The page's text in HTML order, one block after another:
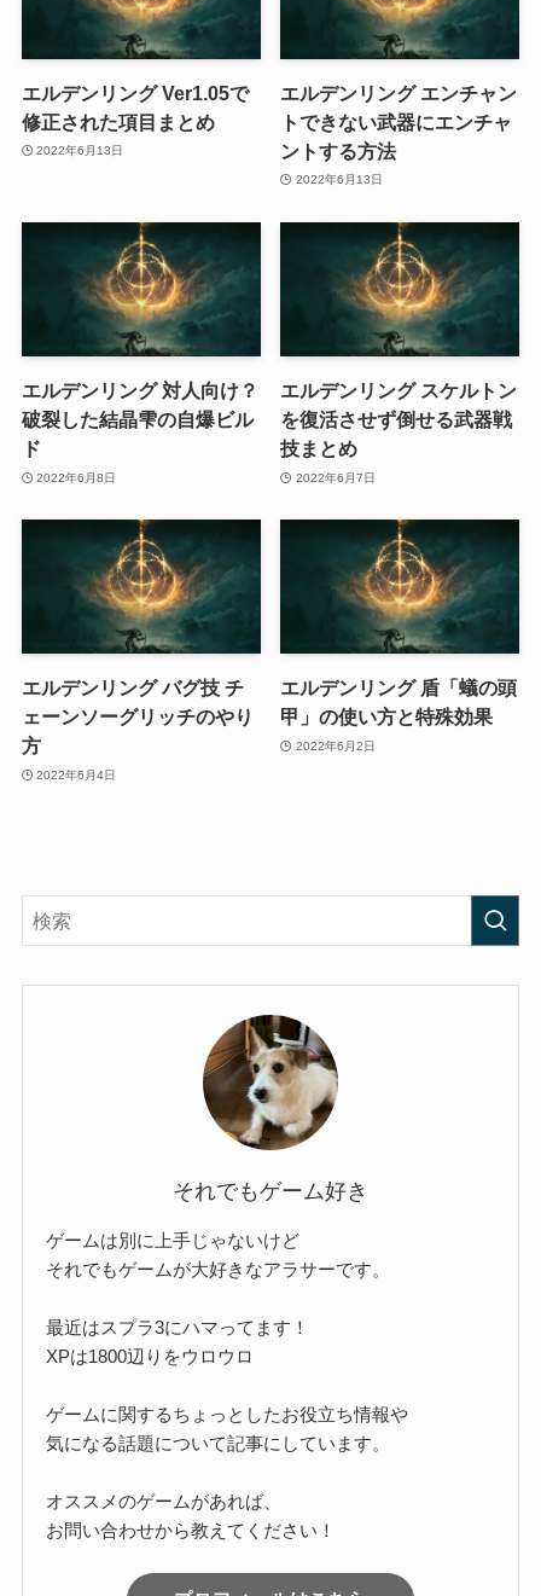
エルデンリング Ver1.05で
修正された項目まとめ
2022年6月13日
エルデンリング エンチャン
トできない武器にエンチャ
ントする方法
2022年6月13日
エルデンリング 対人向け？
破裂した結晶雫の自爆ビル
ド
2022年6月8日
エルデンリング スケルトン
を復活させず倒せる武器戦
技まとめ
2022年6月7日
エルデンリング バグ技 チ
ェーンソーグリッチのやり
方
2022年6月4日
エルデンリング 盾「蟻の頭
甲」の使い方と特殊効果
2022年6月2日
それでもゲーム好き
ゲームは別に上手じゃないけど
それでもゲームが大好きなアラサーです。
最近はスプラ3にハマってます！
XPは1800辺りをウロウロ
ゲームに関するちょっとしたお役立ち情報や
気になる話題について記事にしています。
オススメのゲームがあれば、
お問い合わせから教えてください！